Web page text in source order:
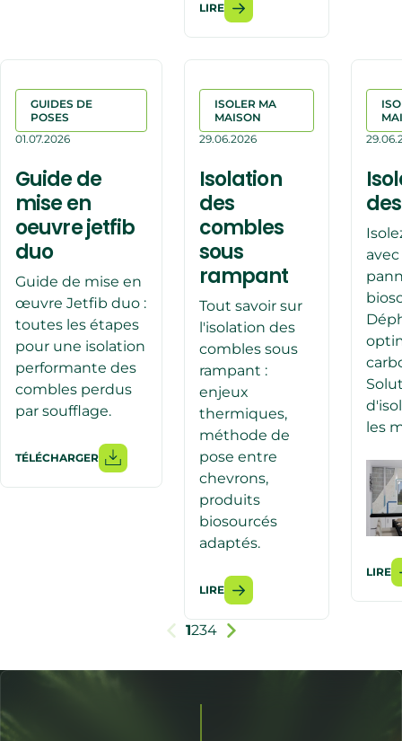
LIRE
GUIDES DE
POSES
01.07.2026
Guide de
mise en
oeuvre jetfib
duo
Guide de mise en
œuvre Jetfib duo :
toutes les étapes
pour une isolation
performante des
combles perdus
par soufflage.
TÉLÉCHARGER
ISOLER MA
MAISON
29.06.2026
Isolation
des
combles
sous
rampant
Tout savoir sur
l'isolation des
combles sous
rampant :
enjeux
thermiques,
méthode de
pose entre
chevrons,
produits
biosourcés
adaptés.
LIRE
les
LIRE
1234